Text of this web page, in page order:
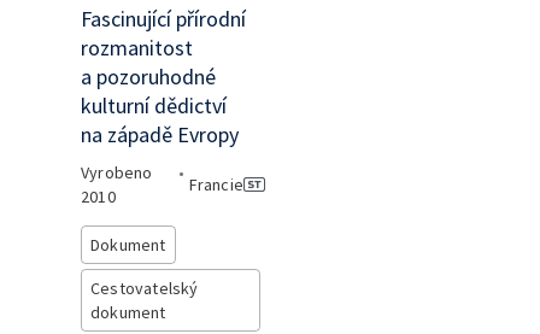
Fascinující přírodní
rozmanitost
a pozoruhodné
kulturní dědictví
na západě Evropy
Vyrobeno
2010
•
Francie
Dokument
Cestovatelský
dokument